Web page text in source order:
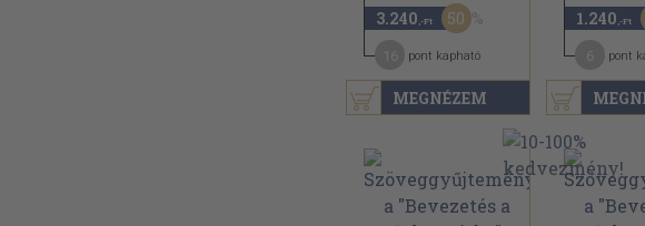
MEGNÉZEM
3.240 ,-Ft 50
pont kapható
1.240 ,-Ft
pont